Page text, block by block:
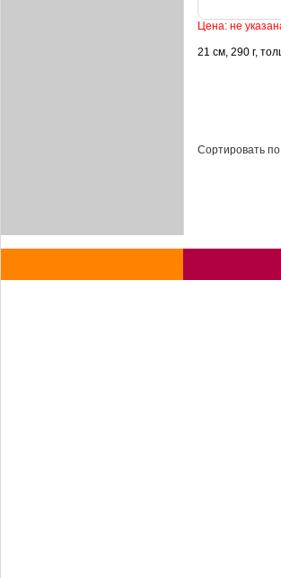
Цена: не
21 см, 290 г,
Сортировать